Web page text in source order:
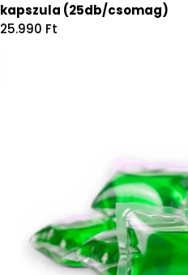
kapszula (25db/csomag)
Regular
25.990 Ft